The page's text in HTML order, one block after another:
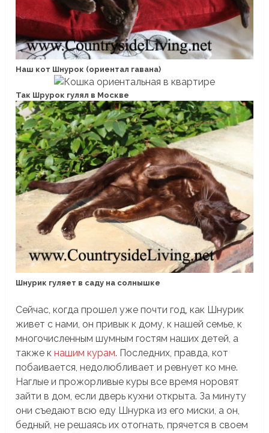
Наш кот Шнурок (ориентал гавана)
Так Шрурок гулял в Москве
Шнурик гуляет в саду на солнышке
Сейчас, когда прошел уже почти год, как Шнурик
живет с нами, он привык к дому, к нашей семье, к
многочисленным шумным гостям наших детей, а
также кнашим курам. Последних, правда, кот
побаивается, недолюбливает и ревнует ко мне.
Наглые и прожорливые куры все время норовят
зайти в дом, если дверь кухни открыта. За минуту
они съедают всю еду Шнурка из его миски, а он,
бедный, не решаясь их отогнать, прячется в своем